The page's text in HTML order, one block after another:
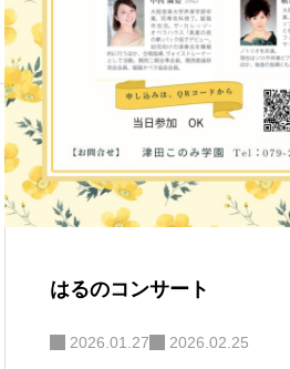
はるのコンサート
2026.01.27 2026.02.25